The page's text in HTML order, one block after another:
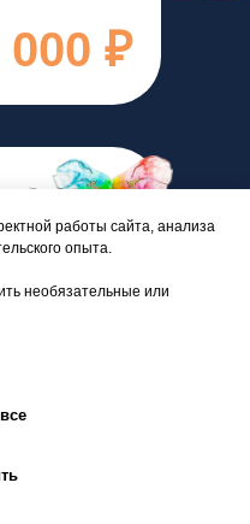
000 ₽
работы сайта, анализа
опыта.
необязательные или